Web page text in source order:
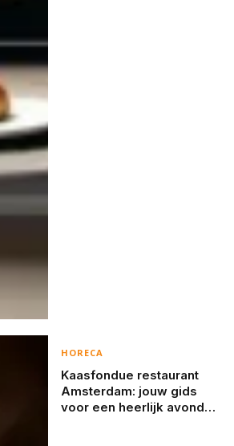
HORECA
Kaasfondue restaurant
Amsterdam: jouw gids
voor een heerlijk avondje